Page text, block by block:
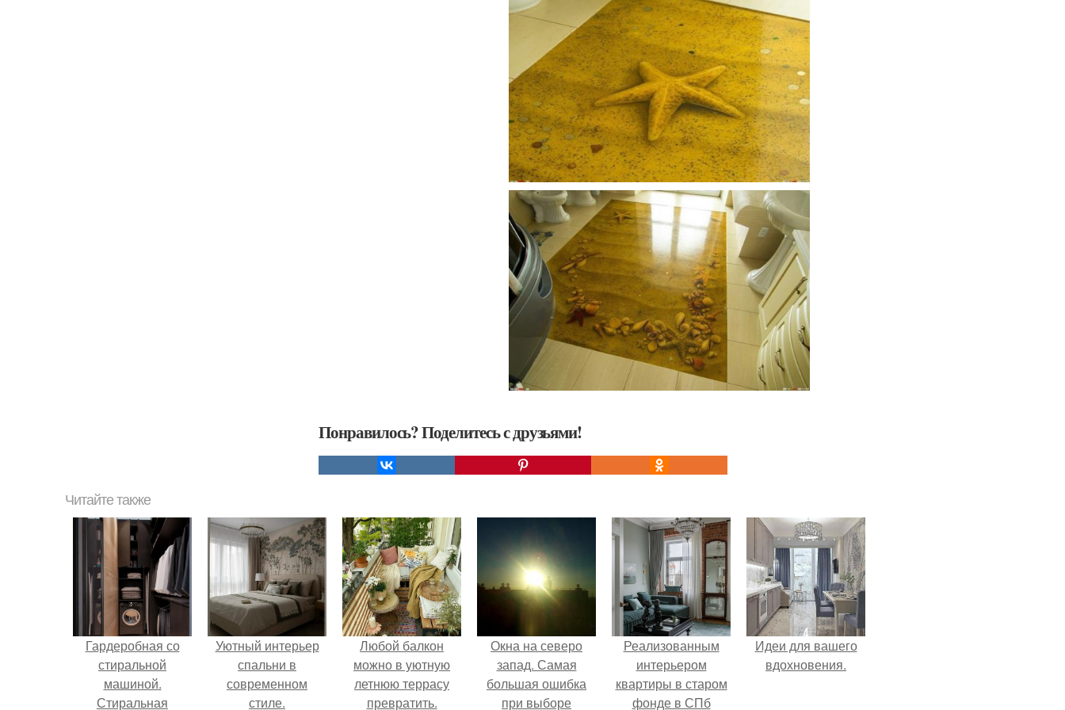
Понравилось? Поделитесь с друзьями!
Читайте также
Гардеробная со
стиральной
машиной.
Стиральная
Уютный интерьер
спальни в
современном
стиле.
Любой балкон
можно в уютную
летнюю террасу
превратить.
Окна на северо
запад. Самая
большая ошибка
при выборе
Реализованным
интерьером
квартиры в старом
фонде в СПб
Идеи для вашего
вдохновения.